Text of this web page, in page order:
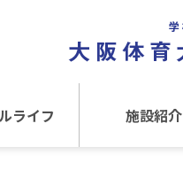
ライフ 施設紹介